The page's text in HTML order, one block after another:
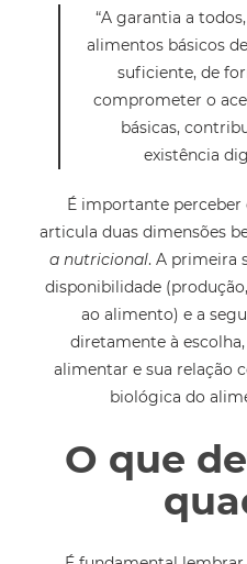
“A garantia a
alimentos básicos
suficiente, de
comprometer o
básicas,
existência
É importante perceber
articula duas dimensões
a nutricional. A primeira
disponibilidade
ao alimento) e a
diretamente à
alimentar e sua relação
biológica do
O que